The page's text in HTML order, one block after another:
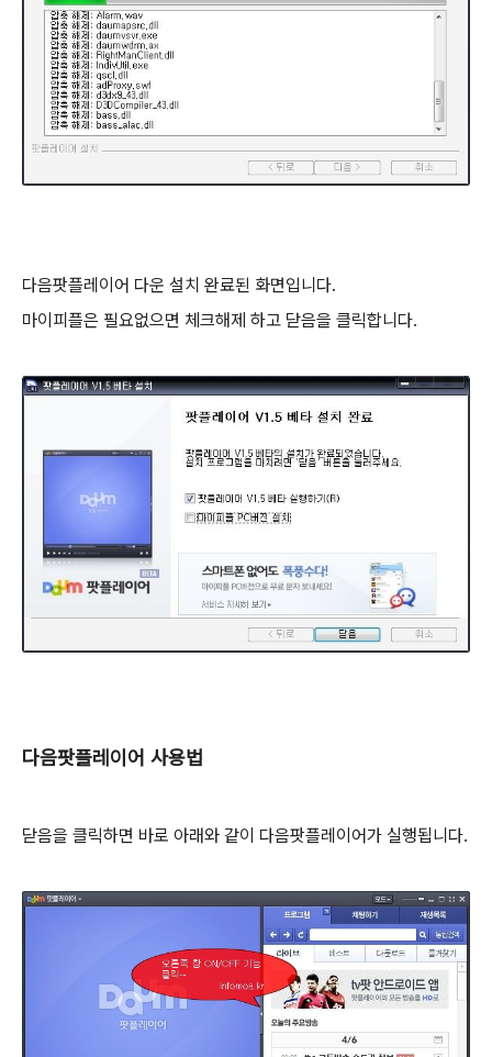
다음팟플레이어 다운 설치 완료된 화면입니다.
마이피플은 필요없으면 체크해제 하고 닫음을 클릭합니다.
다음팟플레이어 사용법
닫음을 클릭하면 바로 아래와 같이 다음팟플레이어가 실행됩니다.